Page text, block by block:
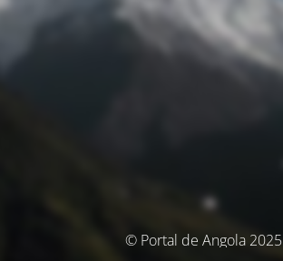
© Portal de Angola 2025